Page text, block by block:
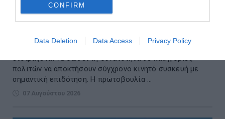
CONFIRM
Data Deletion Data Access Privacy Policy
Voucher για smartphones: Το ποσό, οι
ετοιμάζεται να δώσει τη δυνατότητα σε κατηγορίες
πολιτών να αποκτήσουν σύγχρονο κινητό συσκευή με
σημαντική επιδότηση. Η πρωτοβουλία ...
07 Αυγούστου 2026